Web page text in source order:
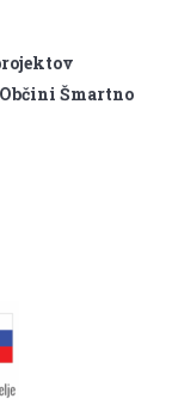
Šmartno